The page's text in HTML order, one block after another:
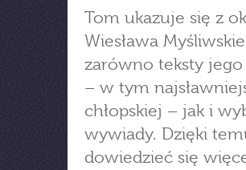
Tom ukazuje się z
Wiesława
zarówno teksty
– w tym
chłopskiej – jak i
wywiady. Dzięki
dowiedzieć się